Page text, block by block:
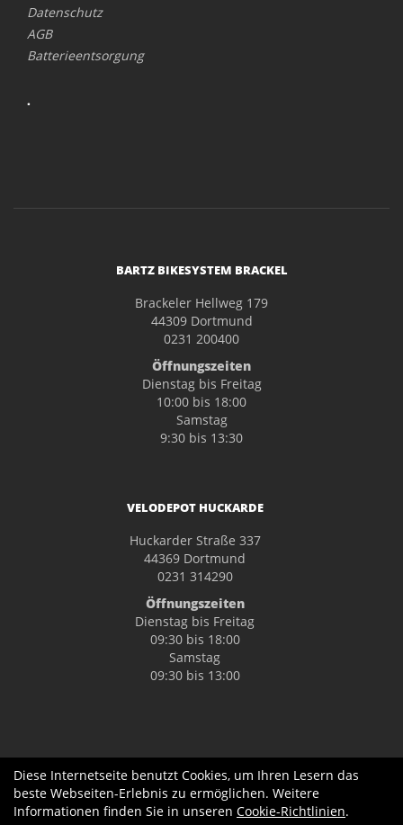
Datenschutz
AGB
Batterieentsorgung
.
BARTZ BIKESYSTEM BRACKEL
Brackeler Hellweg 179
44309 Dortmund
0231 200400
Öffnungszeiten
Dienstag bis Freitag
10:00 bis 18:00
Samstag
9:30 bis 13:30
VELODEPOT HUCKARDE
Huckarder Straße 337
44369 Dortmund
0231 314290
Öffnungszeiten
Dienstag bis Freitag
09:30 bis 18:00
Samstag
09:30 bis 13:00
Diese Internetseite benutzt Cookies, um Ihren Lesern das
beste Webseiten-Erlebnis zu ermöglichen. Weitere
Informationen finden Sie in unseren Cookie-Richtlinien.